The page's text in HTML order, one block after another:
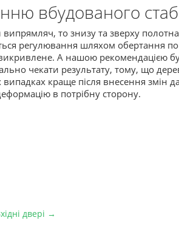
вбудованого
то знизу та зверху
регулювання шляхом обертання
викривлене. А нашою рекомендацією
чекати результату, тому, що
краще після внесення змін
в потрібну сторону.
двері →